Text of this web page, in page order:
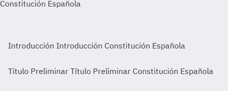
Introducción Introducción Constitución Española
Título Preliminar Título Preliminar Constitución Española